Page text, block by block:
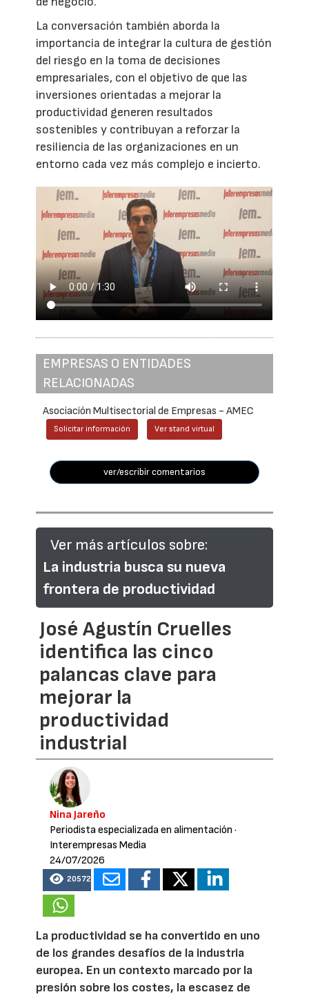
La conversación también aborda la
importancia de integrar la cultura de gestión
del riesgo en la toma de decisiones
empresariales, con el objetivo de que las
inversiones orientadas a mejorar la
productividad generen resultados
sostenibles y contribuyan a reforzar la
resiliencia de las organizaciones en un
entorno cada vez más complejo e incierto.
EMPRESAS O ENTIDADES
RELACIONADAS
Asociación Multisectorial de Empresas - AMEC
Solicitar información Ver stand virtual
ver/escribir comentarios
Ver más artículos sobre:
La industria busca su nueva
frontera de productividad
José Agustín Cruelles
identifica las cinco
palancas clave para
mejorar la
productividad
industrial
Nina Jareño
Periodista especializada en alimentación ·
Interempresas Media
24/07/2026
20572
La productividad se ha convertido en uno
de los grandes desafíos de la industria
europea. En un contexto marcado por la
presión sobre los costes, la escasez de